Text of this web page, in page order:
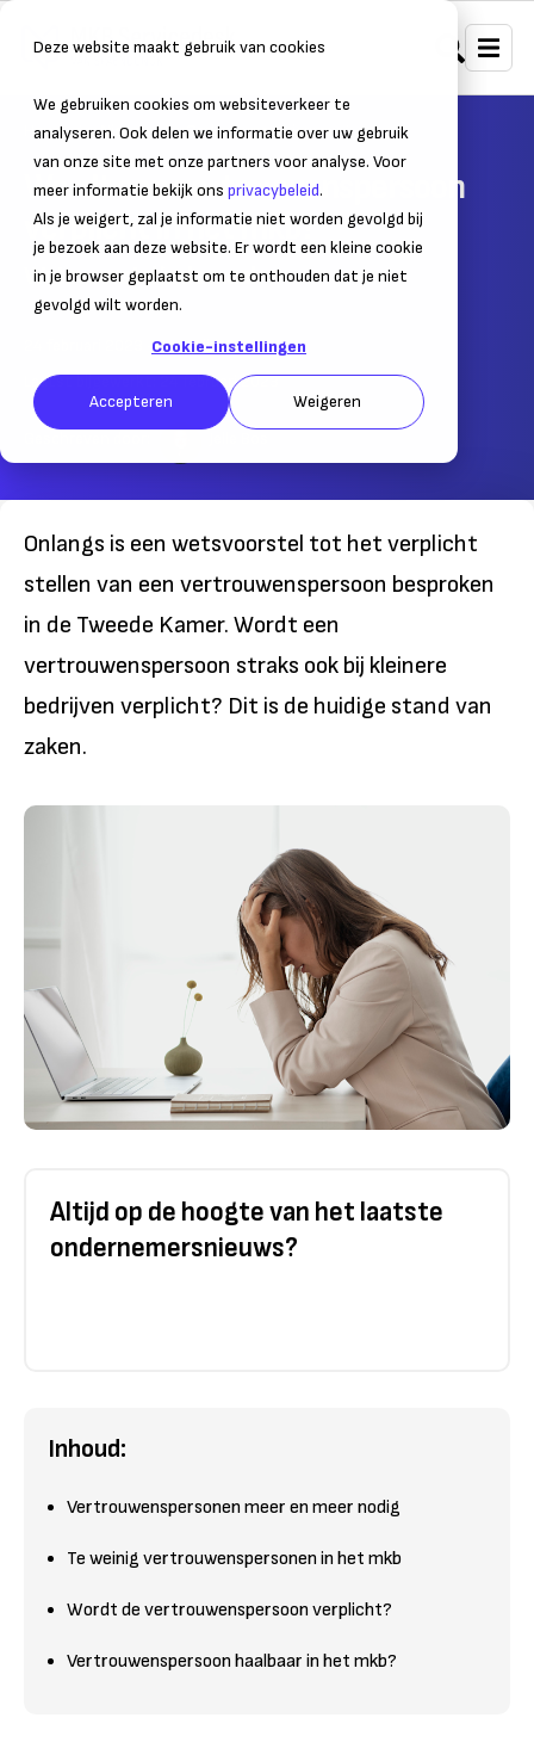
Deze website maakt gebruik van cookies
We gebruiken cookies om websiteverkeer te
analyseren. Ook delen we informatie over uw gebruik
van onze site met onze partners voor analyse. Voor
meer informatie bekijk ons privacybeleid.
Als je weigert, zal je informatie niet worden gevolgd bij
je bezoek aan deze website. Er wordt een kleine cookie
in je browser geplaatst om te onthouden dat je niet
gevolgd wilt worden.
Cookie-instellingen
Accepteren Weigeren
Home Nieuws Ondernemersnieuws
Wordt een vertrouwenspersoon
verplicht in het mkb?
Wetsvoorstel in de maak
– Leestijd:2min.
Laatst bijgewerkt:24 februari 2023
Onlangs is een wetsvoorstel tot het verplicht
stellen van een vertrouwenspersoon besproken
in de Tweede Kamer. Wordt een
vertrouwenspersoon straks ook bij kleinere
bedrijven verplicht? Dit is de huidige stand van
zaken.
Altijd op de hoogte van het laatste
ondernemersnieuws?
Inhoud:
Vertrouwenspersonen meer en meer nodig
Te weinig vertrouwenspersonen in het mkb
Wordt de vertrouwenspersoon verplicht?
Vertrouwenspersoon haalbaar in het mkb?